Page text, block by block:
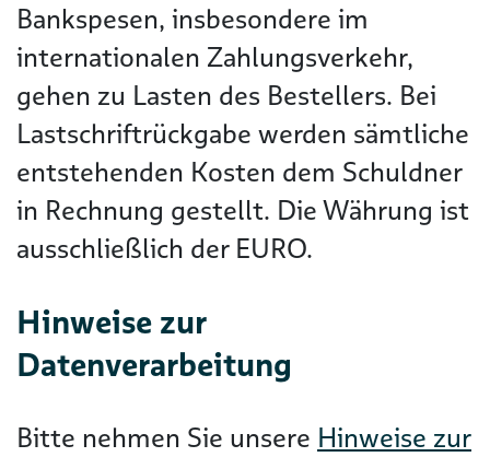
Bankspesen, insbesondere im
internationalen Zahlungsverkehr,
gehen zu Lasten des Bestellers. Bei
Lastschriftrückgabe werden sämtliche
entstehenden Kosten dem Schuldner
in Rechnung gestellt. Die Währung ist
ausschließlich der EURO.
Hinweise zur
Datenverarbeitung
Bitte nehmen Sie unsere Hinweise zur